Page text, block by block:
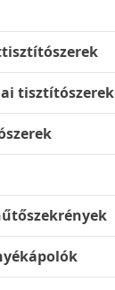
tisztítószerek